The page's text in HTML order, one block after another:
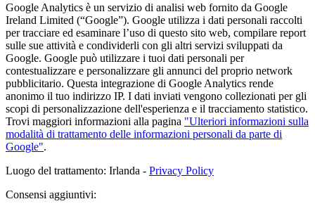
Google Analytics è un servizio di analisi web fornito da Google
Ireland Limited (“Google”). Google utilizza i dati personali raccolti
per tracciare ed esaminare l’uso di questo sito web, compilare report
sulle sue attività e condividerli con gli altri servizi sviluppati da
Google. Google può utilizzare i tuoi dati personali per
contestualizzare e personalizzare gli annunci del proprio network
pubblicitario. Questa integrazione di Google Analytics rende
anonimo il tuo indirizzo IP. I dati inviati vengono collezionati per gli
scopi di personalizzazione dell'esperienza e il tracciamento statistico.
Trovi maggiori informazioni alla pagina "Ulteriori informazioni sulla
modalità di trattamento delle informazioni personali da parte di
Google".
Luogo del trattamento: Irlanda - Privacy Policy
Consensi aggiuntivi: